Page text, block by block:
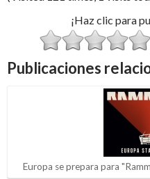
¡Haz clic para
Publicaciones
Europa se prepara para